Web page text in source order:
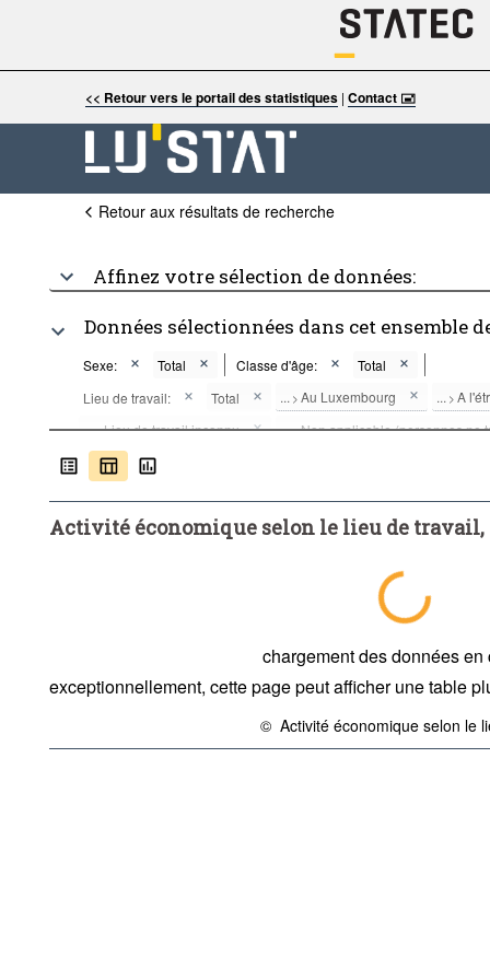
<< Retour vers le portail des statistiques | Contact 🖃
Retour aux résultats de recherche
Affinez votre sélection de données:
Données sélectionnées dans cet ensemble
Sexe: Total Classe d'âge:
Total
Lieu de travail:
Total ... > Au Luxembourg ... > A
...>Lieu de travail inconnu ...>Non applicable (personnes ne
Fréquence:
Activité économique selon le lieu de travail,
chargement des données
exceptionnellement, cette page peut afficher une table
©
{link} Conditions d'utilisation
Activité économique selon le